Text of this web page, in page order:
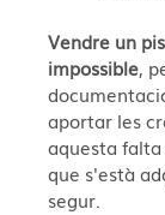
Vendre un
impossible,
aportar les
aquesta
que s'està
segur.